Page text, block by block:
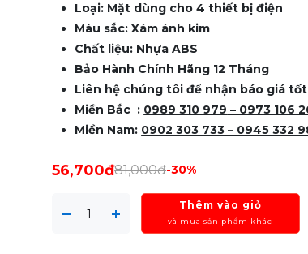
Loại: Mặt dùng cho 4 thiết bị điện
Màu sắc: Xám ánh kim
Chất liệu: Nhựa ABS
Bảo Hành Chính Hãng 12 Tháng
Liên hệ chúng tôi để nhận báo giá
Miền Bắc : 0989 310 979 – 0973 106
Miền Nam: 0902 303 733 – 0945 332
56,700đ81,000đ-30%
Thêm vào giỏ
và mua sản phẩm khác